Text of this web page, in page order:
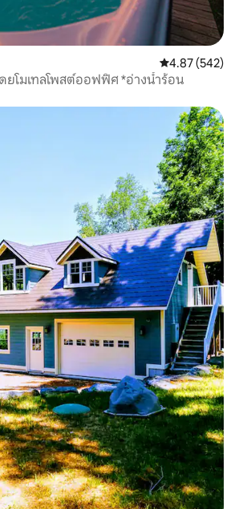
คะแนนเฉลี่ย
4.87 (542)
ยโมเทลโพสต์ออฟฟิศ *อ่างน้ำร้อน